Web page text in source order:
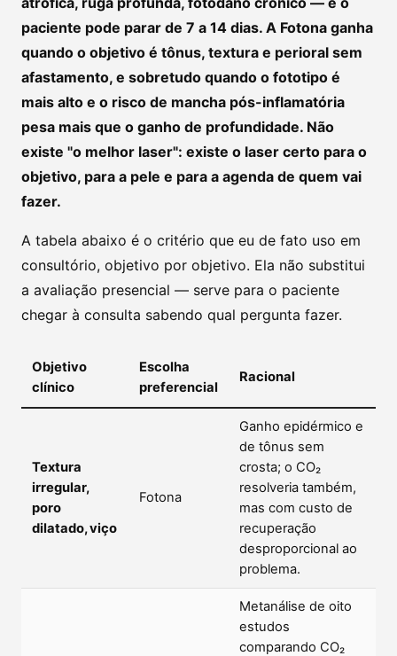
paciente pode parar de 7 a 14 dias. A Fotona ganha
quando o objetivo é tônus, textura e perioral sem
afastamento, e sobretudo quando o fototipo é
mais alto e o risco de mancha pós-inflamatória
pesa mais que o ganho de profundidade. Não
existe "o melhor laser": existe o laser certo para o
objetivo, para a pele e para a agenda de quem vai
fazer.
A tabela abaixo é o critério que eu de fato uso em
consultório, objetivo por objetivo. Ela não substitui
a avaliação presencial — serve para o paciente
chegar à consulta sabendo qual pergunta fazer.
Objetivo
clínico
Escolha
preferencial
Racional
Textura
irregular,
poro
dilatado, viço
Fotona
Ganho epidérmico e
de tônus sem
crosta; o CO₂
resolveria também,
mas com custo de
recuperação
desproporcional ao
problema.
Metanálise de oito
estudos
comparando CO₂